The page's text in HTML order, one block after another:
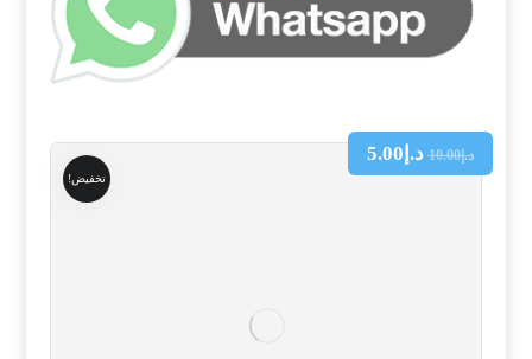
تخفيض!
د.إ10.00 د.إ 5.00